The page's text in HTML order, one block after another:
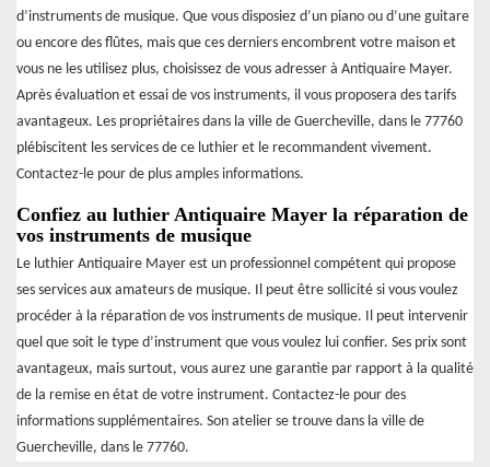
d’instruments de musique. Que vous disposiez d’un piano ou d’une guitare
ou encore des flûtes, mais que ces derniers encombrent votre maison et
vous ne les utilisez plus, choisissez de vous adresser à Antiquaire Mayer.
Après évaluation et essai de vos instruments, il vous proposera des tarifs
avantageux. Les propriétaires dans la ville de Guercheville, dans le 77760
plébiscitent les services de ce luthier et le recommandent vivement.
Contactez-le pour de plus amples informations.
Confiez au luthier Antiquaire Mayer la réparation de
vos instruments de musique
Le luthier Antiquaire Mayer est un professionnel compétent qui propose
ses services aux amateurs de musique. Il peut être sollicité si vous voulez
procéder à la réparation de vos instruments de musique. Il peut intervenir
quel que soit le type d’instrument que vous voulez lui confier. Ses prix sont
avantageux, mais surtout, vous aurez une garantie par rapport à la qualité
de la remise en état de votre instrument. Contactez-le pour des
informations supplémentaires. Son atelier se trouve dans la ville de
Guercheville, dans le 77760.